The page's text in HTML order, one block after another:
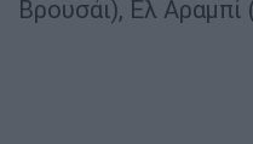
Βρουσάι), Ελ Αραμπί